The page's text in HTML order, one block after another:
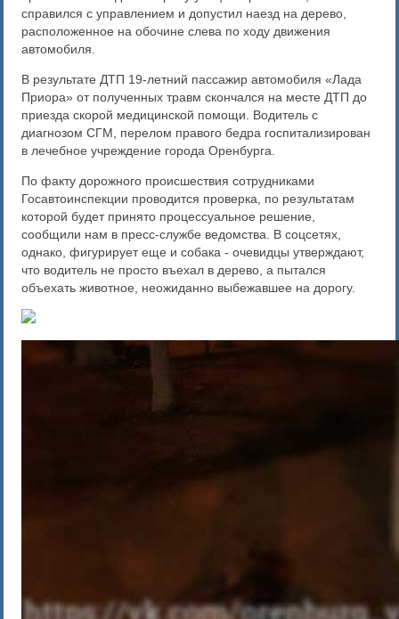
справился с управлением и допустил наезд на дерево,
расположенное на обочине слева по ходу движения
автомобиля.
В результате ДТП 19-летний пассажир автомобиля «Лада
Приора» от полученных травм скончался на месте ДТП до
приезда скорой медицинской помощи. Водитель с
диагнозом СГМ, перелом правого бедра госпитализирован
в лечебное учреждение города Оренбурга.
По факту дорожного происшествия сотрудниками
Госавтоинспекции проводится проверка, по результатам
которой будет принято процессуальное решение,
сообщили нам в пресс-службе ведомства. В соцсетях,
однако, фигурирует еще и собака - очевидцы утверждают,
что водитель не просто въехал в дерево, а пытался
объехать животное, неожиданно выбежавшее на дорогу.